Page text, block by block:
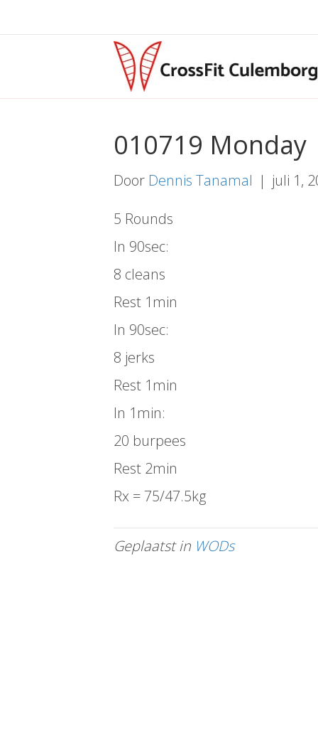
010719 Monday
Door Dennis Tanamal | juli 1,
5 Rounds
In 90sec:
8 cleans
Rest 1min
In 90sec:
8 jerks
Rest 1min
In 1min:
20 burpees
Rest 2min
Rx = 75/47.5kg
Geplaatst in WODs